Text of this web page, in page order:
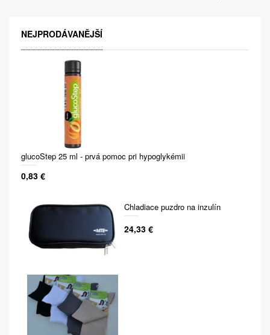
NEJPRODÁVANĚJŠÍ
glucoStep 25 ml - prvá pomoc pri hypoglykémii
0,83 €
Chladiace puzdro na inzulín
24,33 €